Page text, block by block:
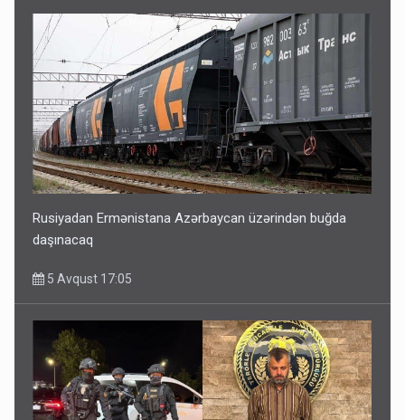
Rusiyadan Ermənistana Azərbaycan üzərindən buğda
daşınacaq
5 Avqust 17:05